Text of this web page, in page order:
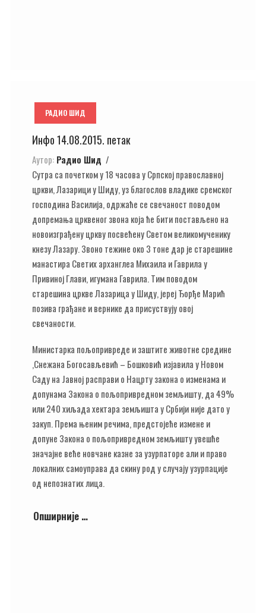
РАДИО ШИД
Инфо 14.08.2015. петак
Аутор: Радио Шид
Сутра са почетком у 18 часова у Српској православној
цркви, Лазарици у Шиду, уз благослов владике сремског
господина Василија, одржаће се свечаност поводом
допремања црквеног звона која ће бити постављено на
новоизграђену цркву посвећену Светом великомученику
кнезу Лазару. Звоно тежине око 3 тоне дар је старешине
манастира Светих арханглеа Михаила и Гаврила у
Привиној Глави, игумана Гаврила. Тим поводом
старешина цркве Лазарица у Шиду, јереј Ђорђе Марић
позива грађане и вернике да присуствују овој
свечаности.
Министарка пољопривреде и заштите животне средине
,Снежана Богосављевић – Бошковић изјавила у Новом
Саду на Јавној расправи о Нацрту закона о изменама и
допунама Закона о пољопривредном земљишту, да 49%
или 240 хиљада хектара земљишта у Србији није дато у
закуп. Према њеним речима, предстојеће измене и
допуне Закона о пољопривредном земљишту увешће
значајне веће новчане казне за узурпаторе али и право
локалних самоуправа да скину род у случају узурпације
од непознатих лица.
Опширније …